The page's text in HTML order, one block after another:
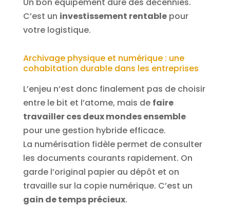
C’est un investissement rentablepour
votre logistique.
Archivage physique et numérique : une
cohabitation durable dans les entreprises
L’enjeu n’est donc finalement pas de choisir
entre le bit et l’atome, mais de faire
travailler ces deux mondes ensemble
pour une gestion hybride efficace.
La numérisation fidèle permet de consulter
les documents courants rapidement. On
garde l’original papier au dépôt et on
travaille sur la copie numérique. C’est un
gain de temps précieux.